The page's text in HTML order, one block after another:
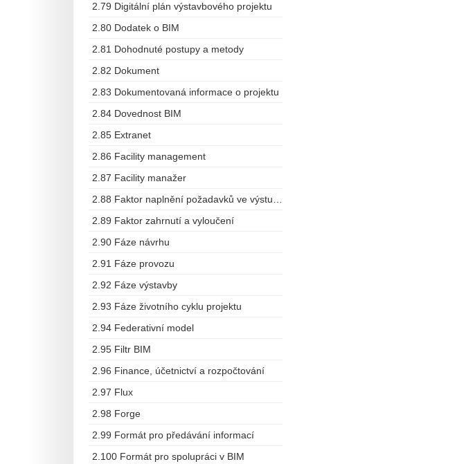
2.79 Digitální plán výstavbového projektu
2.80 Dodatek o BIM
2.81 Dohodnuté postupy a metody
2.82 Dokument
2.83 Dokumentovaná informace o projektu
2.84 Dovednost BIM
2.85 Extranet
2.86 Facility management
2.87 Facility manažer
2.89 Faktor zahrnutí a vyloučení
2.90 Fáze návrhu
2.91 Fáze provozu
2.92 Fáze výstavby
2.93 Fáze životního cyklu projektu
2.94 Federativní model
2.95 Filtr BIM
2.96 Finance, účetnictví a rozpočtování
2.97 Flux
2.98 Forge
2.99 Formát pro předávání informací
2.100 Formát pro spolupráci v BIM